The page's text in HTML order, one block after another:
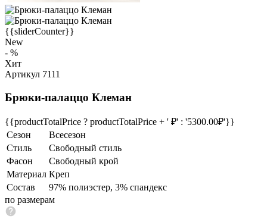
{{sliderCounter}}
New
- %
Хит
Артикул 7111
Брюки-палаццо Клеман
{{productTotalPrice ? productTotalPrice + ' ₽' : '5300.00₽'}}
Сезон
Всесезон
Стиль
Свободный стиль
Фасон
Свободный крой
Материал Креп
Состав
97% полиэстер, 3% спандекс
по размерам